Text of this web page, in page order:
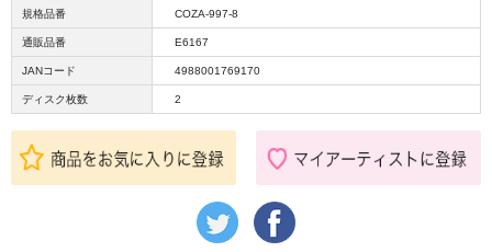
規格品番 COZA-997-8
通販品番 E6167
JANコード 4988001769170
ディスク枚数 2